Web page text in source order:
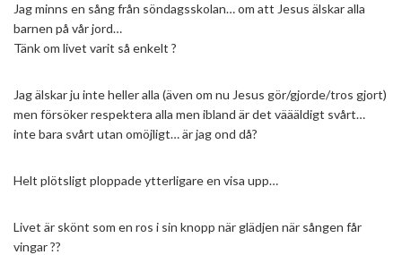
Jag minns en sång från söndagsskolan… om att Jesus älskar alla
barnen på vår jord…
Tänk om livet varit så enkelt ?
Jag älskar ju inte heller alla (även om nu Jesus gör/gjorde/tros gjort)
men försöker respektera alla men ibland är det väääldigt svårt…
inte bara svårt utan omöjligt… är jag ond då?
Helt plötsligt ploppade ytterligare en visa upp…
Livet är skönt som en ros i sin knopp när glädjen när sången får
vingar ??